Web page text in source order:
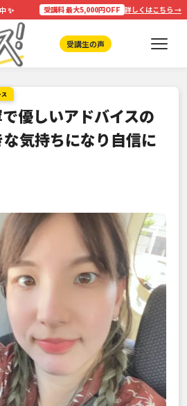
✨ 受講料 最大5,000円OFF 詳しくはこちら →
受講生の声
優しいアドバイスの
気持ちになり自信に